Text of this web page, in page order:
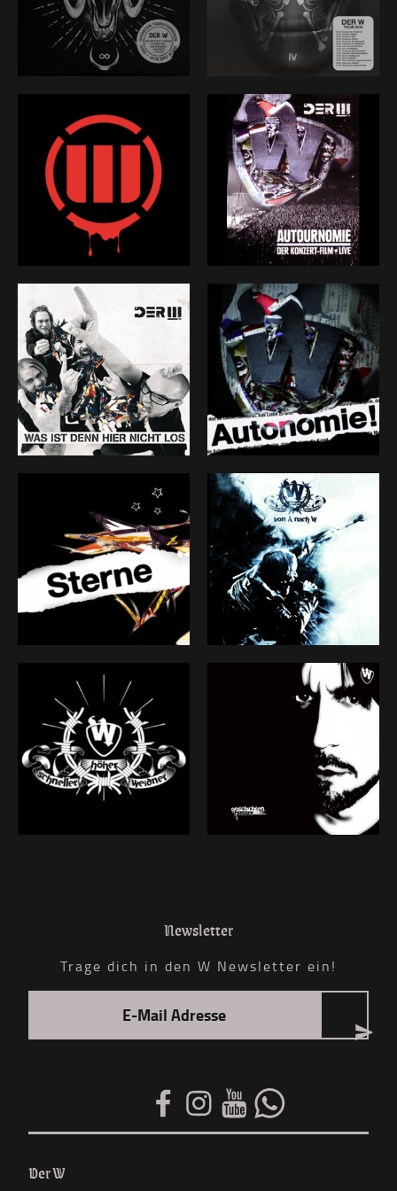
und lassen DER W fliegen. Fünf Alben stehen für uns
schon in den Büchern, allesamt hoch gechartet, vor
allem aber mit immer unterschiedlicher Magie – mal
eingespielt. Annähernd 200 Konzerte zwischen Club
und Wacken-Hauptbühne schweißten uns und eine
erlesene Schar an Fans zusammen. Und zeigen uns in
jedem Augenblick, dass es ernst und gut ist. Es fühlt
sich in jedem Moment besonders an, DER W zu sein.
Und das ganz besondere Gefühl ist für uns
Anerkennung und ewige Verpflichtung.
Umso besser, dass mein Leben, das in den hellsten
und den dunkelsten Momenten zu Musik wird, gut
und gerne auf mehreren Bühnen stattfinden kann.
Heute ist vieles ganz anders, als es 2008 war. Besser,
natürlich. Der Enthusiasmus für DER W, dessen
Stellenwert in meinem musikalischem Leben, hat sich
bei mir nie geändert. Näher als bei DER W lasse ich
niemanden an mich ran. Es ist meine Geschichte,
erzählt mit meiner Stimme. Mit DER W erlebe ich mit
und dank meinen Mitstreitern eine intensive Reise,
mit reichlich Beute fürs eigene Ideenreservat. Und so
ist das Ziel schon längst erreicht. Das Ende des W-ges
ist aber noch lange nicht in Sicht.
Newsletter
Trage dich in den W Newsletter ein!
Der W